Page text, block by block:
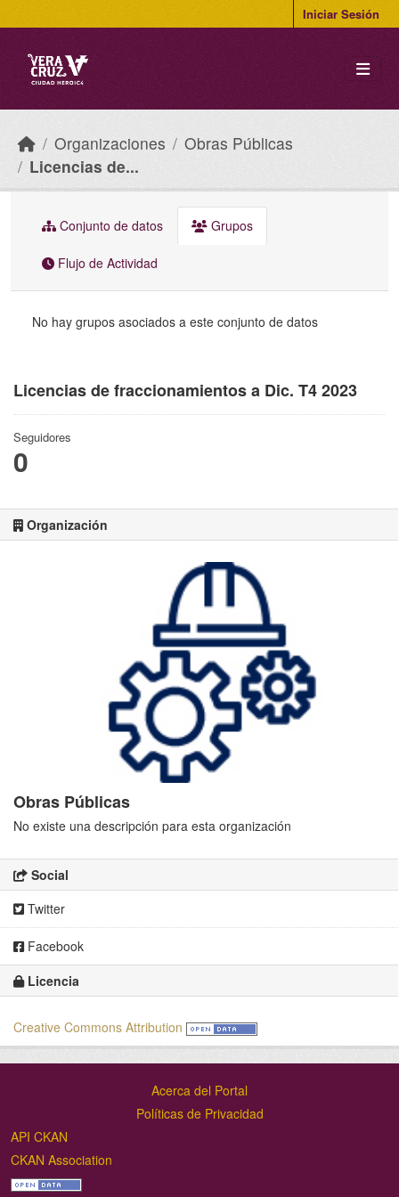
Iniciar Sesión
Organizaciones
Obras Públicas
Licencias de...
Licencias de fraccionamientos a Dic. T4 2023
Seguidores
0
Organización
Obras Públicas
No existe una descripción para esta organización
Social
Twitter
Facebook
Licencia
Creative Commons Attribution
Conjunto de datos Grupos
Flujo de Actividad
No hay grupos asociados a este conjunto de datos
Acerca del Portal
Políticas de Privacidad
API CKAN
CKAN Association